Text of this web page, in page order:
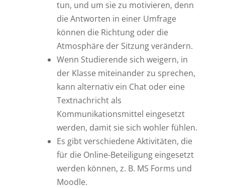
tun, und um sie zu motivieren, denn
die Antworten in einer Umfrage
können die Richtung oder die
Atmosphäre der Sitzung verändern.
Wenn Studierende sich weigern, in
der Klasse miteinander zu sprechen,
kann alternativ ein Chat oder eine
Textnachricht als
Kommunikationsmittel eingesetzt
werden, damit sie sich wohler fühlen.
Es gibt verschiedene Aktivitäten, die
für die Online-Beteiligung eingesetzt
werden können, z. B. MS Forms und
Moodle.